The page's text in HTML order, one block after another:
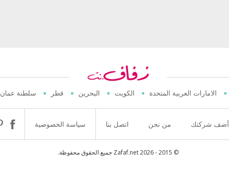
الامارات العربية المتحدة الكويت البحرين قطر سلطنة عمان
أضف شركتك من نحن اتصل بنا سياسة الخصوصية
© 2015 - 2026 Zafaf.net جميع الحقوق محفوظة.